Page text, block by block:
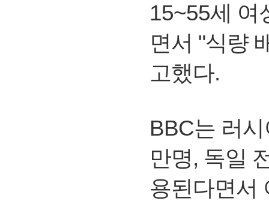
15~55세 여
면서 "식량
고했다.
BBC는 러
만명, 독일
용된다면서